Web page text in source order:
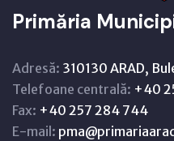
Primăria
Adresă: 310130 ARAD,
Telefoane centrală: +40
Fax: +40 257 284 744
E-mail: